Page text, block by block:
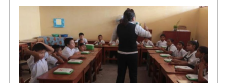
k
tir